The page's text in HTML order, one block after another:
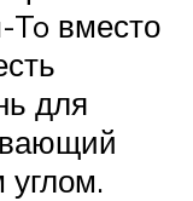
To вместо
для
углом.